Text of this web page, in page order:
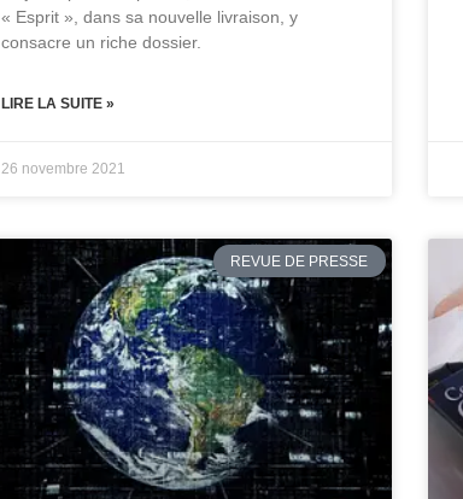
« Esprit », dans sa nouvelle livraison, y
consacre un riche dossier.
LIRE LA SUITE »
26 novembre 2021
REVUE DE PRESSE